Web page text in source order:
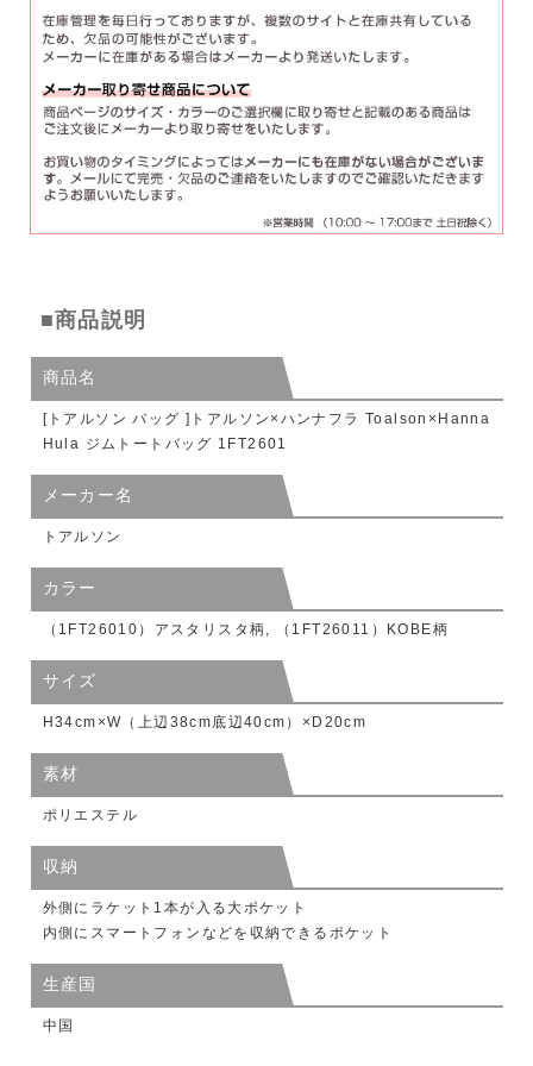
■商品説明
商品名
[トアルソン バッグ ]トアルソン×ハンナフラ Toalson×Hanna
Hula ジムトートバッグ 1FT2601
メーカー名
トアルソン
カラー
（1FT26010）アスタリスタ柄, （1FT26011）KOBE柄
サイズ
H34cm×W（上辺38cm底辺40cm）×D20cm
素材
ポリエステル
収納
外側にラケット1本が入る大ポケット
内側にスマートフォンなどを収納できるポケット
生産国
中国